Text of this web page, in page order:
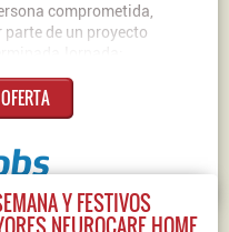
comprometida,
de un proyecto
Y FESTIVOS
NEUROCARE HOME